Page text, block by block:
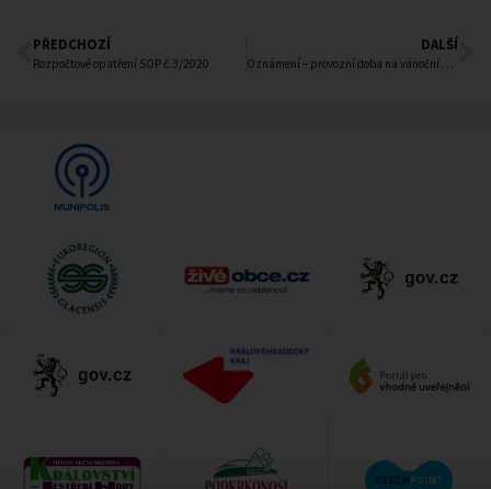
PŘEDCHOZÍ
Rozpočtové opatření SOP č.3/2020
DALŠÍ
Oznámení – provozní doba na vánoční svátky